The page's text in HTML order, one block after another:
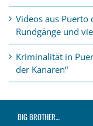
Videos aus Puerto
Rundgänge und
Kriminalität in
der Kanaren“
BIG BROTHER…